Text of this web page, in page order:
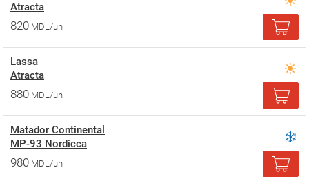
Atracta
820 MDL/un
Lassa
Atracta
880 MDL/un
Matador Continental
MP-93 Nordicca
980 MDL/un